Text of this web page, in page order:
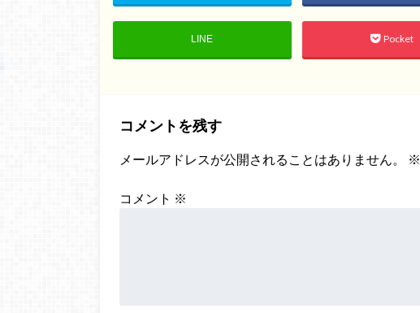
LINE Pocket
コメントを残す
メールアドレスが公開されることはありません。 ※
コメント ※